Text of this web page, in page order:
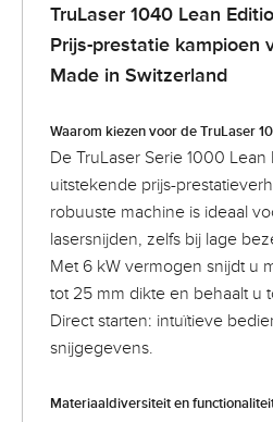
TruLaser 1040 Lean
Prijs-prestatie kampioen
Made in Switzerland
Waarom kiezen voor de TruLaser
De TruLaser Serie 1000
uitstekende prijs-
robuuste machine is ideaal
lasersnijden, zelfs bij lage
Met 6 kW vermogen snijdt u
tot 25 mm dikte en behaalt u
Direct starten: intuïtieve
snijgegevens.
Materiaaldiversiteit en